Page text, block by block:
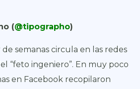
(@tipographo)
semanas circula en las redes
“feto ingeniero”. En muy poco
en Facebook recopilaron